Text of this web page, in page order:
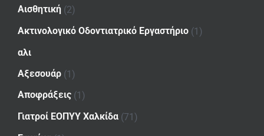
Αισθητική (2)
Ακτινολογικό Οδοντιατρικό Εργαστήριο (1)
αλι
Αξεσουάρ (1)
Αποφράξεις (1)
Γιατροί ΕΟΠΥΥ Χαλκίδα (71)